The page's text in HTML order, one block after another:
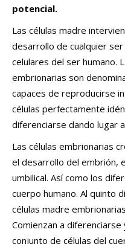
potencial.
Las células madre
desarrollo de cualquier
celulares del ser humano.
embrionarias son
capaces de reproducirse
células perfectamente
diferenciarse dando lugar
Las células embrionarias
el desarrollo del embrión,
umbilical. Así como los
cuerpo humano. Al quinto
células madre
Comienzan a
conjunto de células del